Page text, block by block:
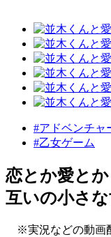
#アドベンチャ
#乙女ゲーム
恋とか愛と
互いの小さ
※実況などの動画